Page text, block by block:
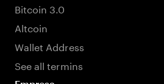
Bitcoin 3.0
Altcoin
Wallet Address
See all termins